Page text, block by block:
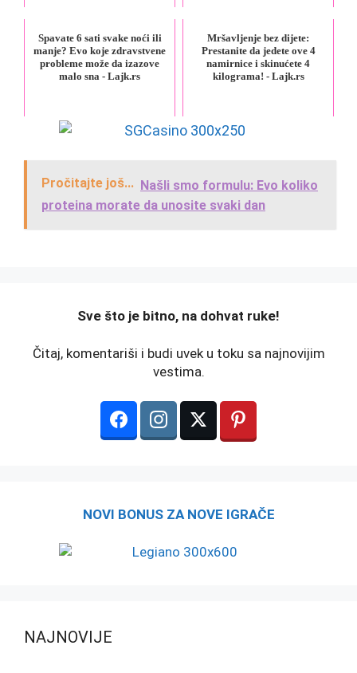
Spavate 6 sati svake noći ili
manje? Evo koje zdravstvene
probleme može da izazove
malo sna - Lajk.rs
Mršavljenje bez dijete:
Prestanite da jedete ove 4
namirnice i skinućete 4
kilograma! - Lajk.rs
Pročitajte još... Našli smo formulu: Evo koliko
proteina morate da unosite svaki dan
️Sve što je bitno, na dohvat ruke!
Čitaj, komentariši i budi uvek u toku sa najnovijim
vestima.
NOVI BONUS ZA NOVE IGRAČE
NAJNOVIJE